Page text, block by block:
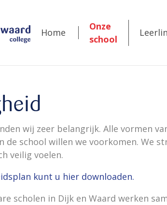
Home
Onze
school
wij zeer belangrijk. Alle vormen
de school willen we voorkomen. We
veilig voelen.
kunt u hier downloaden.
scholen in Dijk en Waard werken